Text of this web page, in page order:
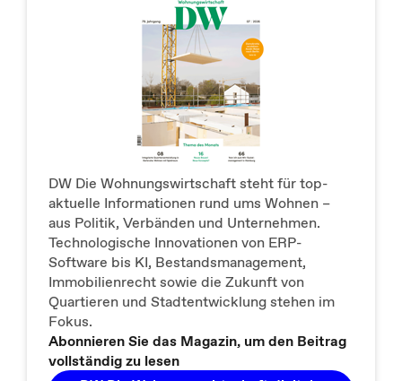
DW Die Wohnungswirtschaft steht für top-
aktuelle Informationen rund ums Wohnen –
aus Politik, Verbänden und Unternehmen.
Technologische Innovationen von ERP-
Software bis KI, Bestandsmanagement,
Immobilienrecht sowie die Zukunft von
Quartieren und Stadtentwicklung stehen im
Fokus.
Abonnieren Sie das Magazin, um den Beitrag
vollständig zu lesen